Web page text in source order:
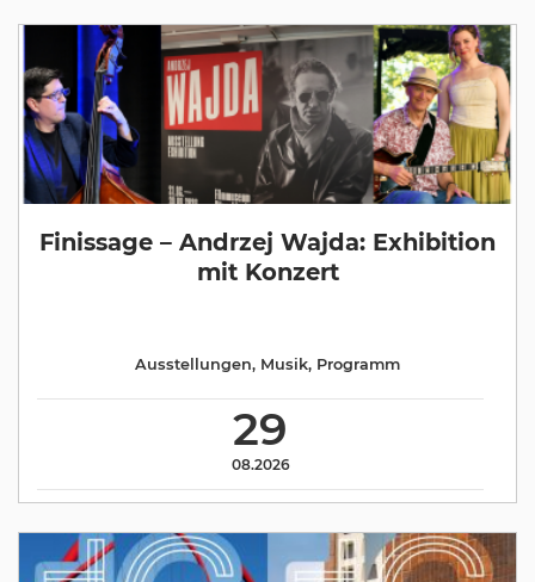
Finissage – Andrzej Wajda: Exhibition
mit Konzert
29
08.2026
Ausstellungen, Musik, Programm